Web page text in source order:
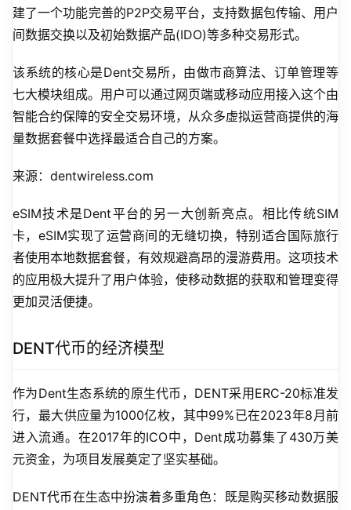
建了一个功能完善的P2P交易平台，支持数据包传输、用户
间数据交换以及初始数据产品(IDO)等多种交易形式。
该系统的核心是Dent交易所，由做市商算法、订单管理等
七大模块组成。用户可以通过网页端或移动应用接入这个由
智能合约保障的安全交易环境，从众多虚拟运营商提供的海
量数据套餐中选择最适合自己的方案。
来源：dentwireless.com
eSIM技术是Dent平台的另一大创新亮点。相比传统SIM
卡，eSIM实现了运营商间的无缝切换，特别适合国际旅行
者使用本地数据套餐，有效规避高昂的漫游费用。这项技术
的应用极大提升了用户体验，使移动数据的获取和管理变得
更加灵活便捷。
DENT代币的经济模型
作为Dent生态系统的原生代币，DENT采用ERC-20标准发
行，最大供应量为1000亿枚，其中99%已在2023年8月前
进入流通。在2017年的ICO中，Dent成功募集了430万美
元资金，为项目发展奠定了坚实基础。
DENT代币在生态中扮演着多重角色：既是购买移动数据服